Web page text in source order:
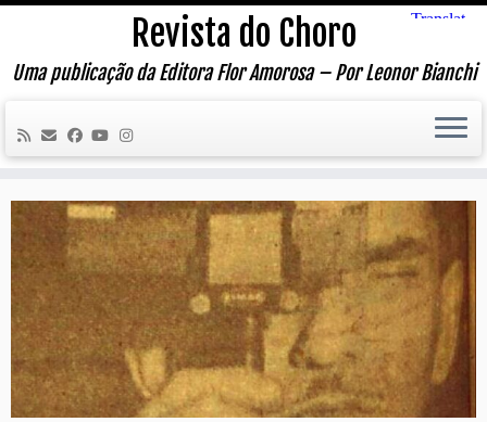
Skip
content
Revista do Choro
Uma publicação da Editora Flor Amorosa – Por Leonor Bianchi